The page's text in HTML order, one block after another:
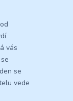
vás
se
vede